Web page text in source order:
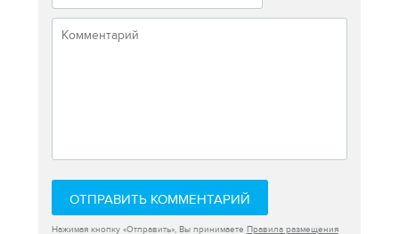
ОТПРАВИТЬ КОММЕНТАРИЙ
Нажимая кнопку «Отправить», Вы принимаете Правила размещения